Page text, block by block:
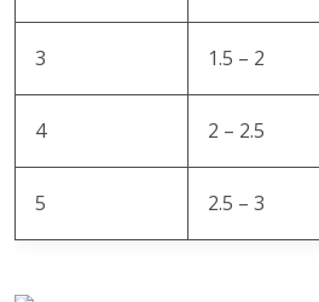
3 1.5 – 2
4 2 – 2.5
5 2.5 – 3